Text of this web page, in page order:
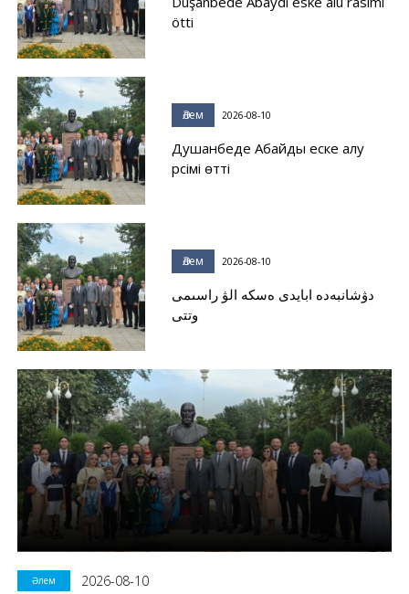
ötti
Әлем 2026-08-10
Душанбеде Абайды еске алу
рәсімі өтті
Әлем 2026-08-10
دۋشانبەدە ابايدى ەسكە الۋ راسىمى
وتتى
Әлем
2026-08-10